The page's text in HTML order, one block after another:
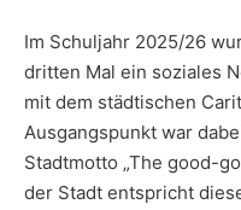
Im Schuljahr 2025/26
dritten Mal ein soziales
mit dem städtischen
Ausgangspunkt war
Stadtmotto „The good-
der Stadt entspricht